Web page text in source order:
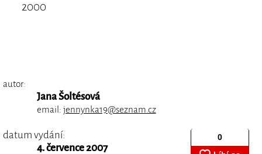
2000
autor:
Jana Šoltésová
email: jennynka19@seznam.cz
datum vydání:
4. července 2007